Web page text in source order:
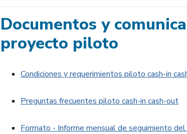
Documentos y
proyecto piloto
Condiciones y requerimientos piloto cash-in
Preguntas frecuentes piloto cash-in cash-out
Formato - Informe mensual de seguimiento